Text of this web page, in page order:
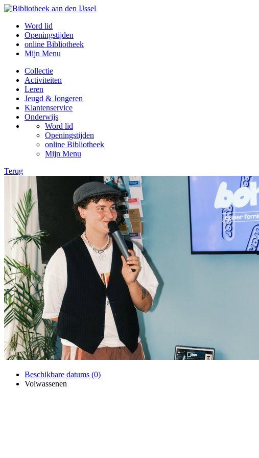
Word lid
Openingstijden
online Bibliotheek
Mijn Menu
Collectie
Activiteiten
Leren
Jeugd & Jongeren
Klantenservice
Onderwijs
Word lid
Openingstijden
online Bibliotheek
Mijn Menu
Terug
Beschikbare datums (0)
Volwassenen